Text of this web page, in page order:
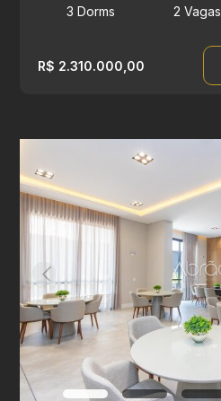
3 Dorms 2 Vagas
R$ 2.310.000,00